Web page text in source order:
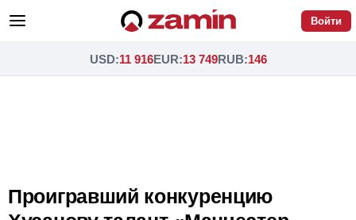
Войти
USD:11 916EUR:13 749RUB:146
Проигравший конкуренцию